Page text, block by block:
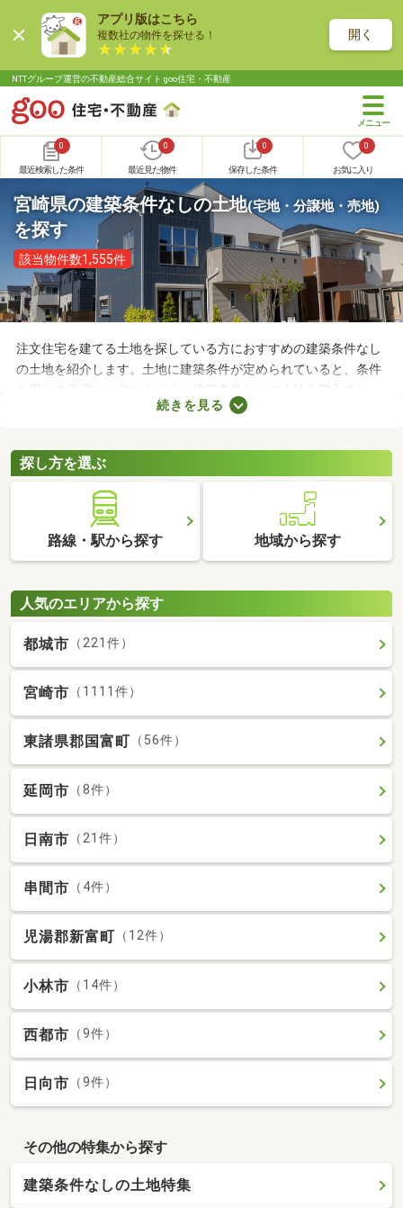
アプリ版はこちら
複数社の物件を探せる！ 開く
NTTグループ運営の不動産総合サイト goo住宅・不動産
0
最近検索した条件
0
最近見た物件
0
保存した条件
0
お気に入り
宮崎県の建築条件なしの土地(宅地・分譲地・売地)
を探す
該当物件数1,555件
注文住宅を建てる土地を探している方におすすめの建築条件なし
の土地を紹介します。土地に建築条件が定められていると、条件
を満たす住宅しか作れません。建築条件なしの土地を購入すれ
ば、自由度の高い注文住宅を建てられるため、家族全員の理想を
境をチェックして、好みの場所にある土地を購入しましょう。
続きを見る
探し方を選ぶ
路線・駅から探す 地域から探す
人気のエリアから探す
都城市 （221件）
宮崎市 （1111件）
東諸県郡国富町 （56件）
延岡市 （8件）
日南市 （21件）
串間市 （4件）
児湯郡新富町 （12件）
小林市 （14件）
西都市 （9件）
日向市 （9件）
その他の特集から探す
建築条件なしの土地特集